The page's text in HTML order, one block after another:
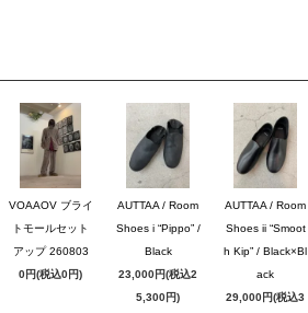
VOAAOV ブライ
トモールセット
アップ 260803
0円(税込0円)
AUTTAA / Room
Shoes i “Pippo” /
Black
23,000円(税込2
5,300円)
AUTTAA / Room
Shoes ii “Smoot
h Kip” / Black×Bl
ack
29,000円(税込3